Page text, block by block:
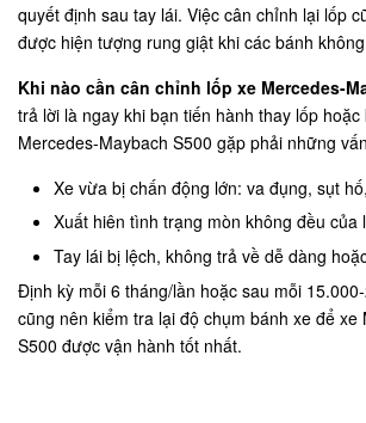
quyết định sau tay lái. Việc cân chỉnh lại lốp
được hiện tượng rung giật khi các bánh
Khi nào cần cân chỉnh lốp xe Mercedes-
trả lời là ngay khi bạn tiến hành thay lốp
Mercedes-Maybach S500 gặp phải những
Xe vừa bị chấn động lớn: va đụng, sụt
Xuất hiên tình trạng mòn không đều của
Tay lái bị lệch, không trả về dễ dàng
Định kỳ mỗi 6 tháng/lần hoặc sau mỗi
cũng nên kiểm tra lại độ chụm bánh xe để xe
S500 được vận hành tốt nhất.